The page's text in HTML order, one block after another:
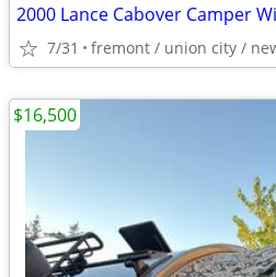
2000 Lance Cabover Camper
7/31 fremont / union city /
$16,500